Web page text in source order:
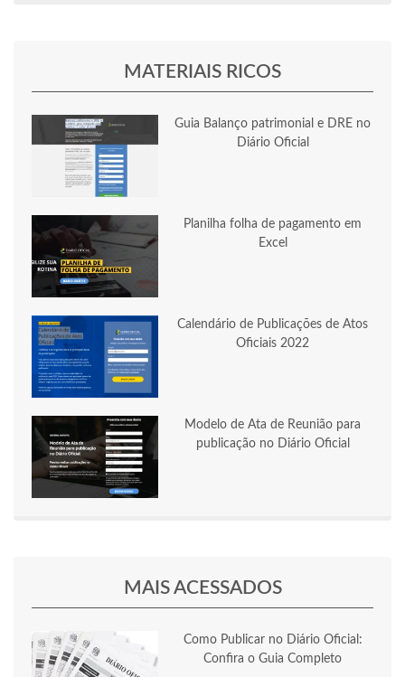
MATERIAIS RICOS
Guia Balanço patrimonial e DRE no
Diário Oficial
Planilha folha de pagamento em
Excel
Calendário de Publicações de Atos
Oficiais 2022
Modelo de Ata de Reunião para
publicação no Diário Oficial
MAIS ACESSADOS
Como Publicar no Diário Oficial:
Confira o Guia Completo